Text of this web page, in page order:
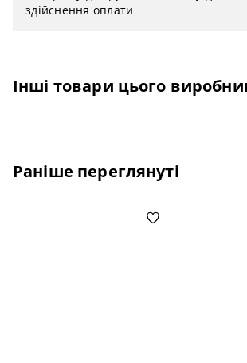
здійснення оплати
Інші товари цього
Раніше переглянуті